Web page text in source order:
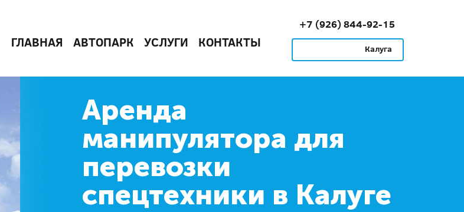
ГЛАВНАЯ АВТОПАРК УСЛУГИ КОНТАКТЫ
+7 (926) 844-92-15
Калуга
Аренда
манипулятора для
перевозки
спецтехники в Калуге